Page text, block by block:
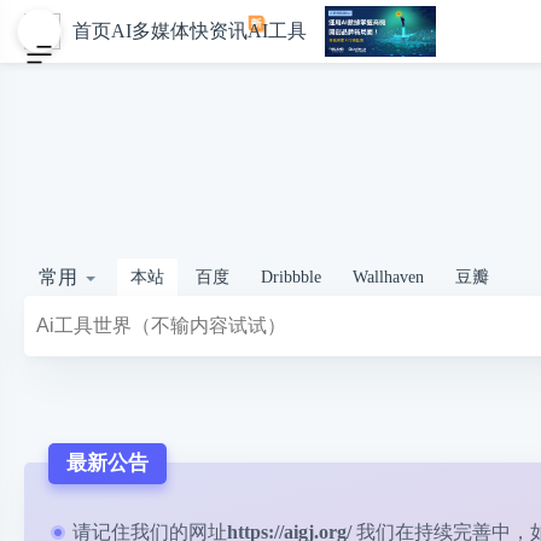
首页AI多媒体快资讯AI工具
常用 本站 百度 Dribbble Wallhaven 豆瓣
最新公告
请记住我们的网址https://aigj.org/ 我们在持续完善中，